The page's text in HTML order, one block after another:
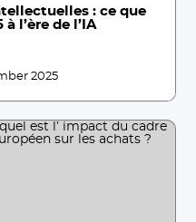
: ce que
l’ère de l’IA
2025